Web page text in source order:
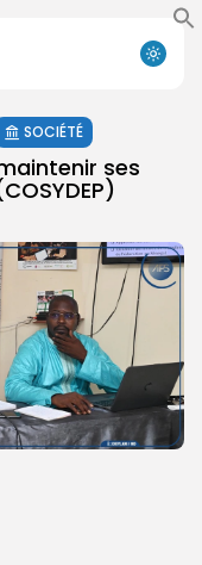
SOCIÉTÉ
ses